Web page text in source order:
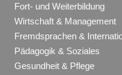
Fort- und Weiterbildung
Wirtschaft & Management
Fremdsprachen &
Pädagogik & Soziales
Gesundheit & Pflege